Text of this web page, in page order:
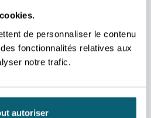
de personnaliser le contenu
fonctionnalités relatives aux
notre trafic.
autoriser
Area